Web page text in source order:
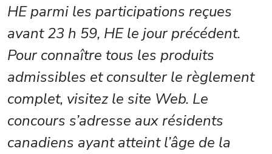
HE parmi les participations reçues
avant 23 h 59, HE le jour précédent.
Pour connaître tous les produits
admissibles et consulter le règlement
complet, visitez le site Web. Le
concours s’adresse aux résidents
canadiens ayant atteint l’âge de la